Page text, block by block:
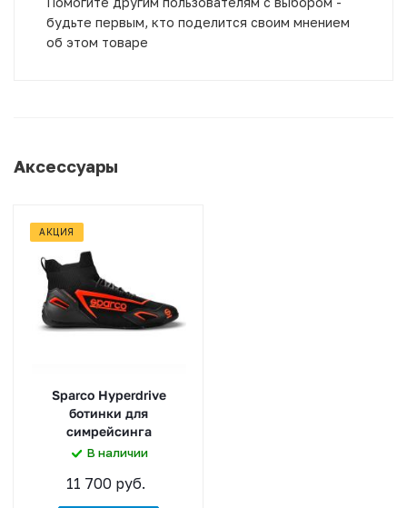
будьте первым, кто поделится своим мнением
об этом товаре
Аксессуары
АКЦИЯ
Sparco Hyperdrive
ботинки для
симрейсинга
В наличии
11 700 руб.